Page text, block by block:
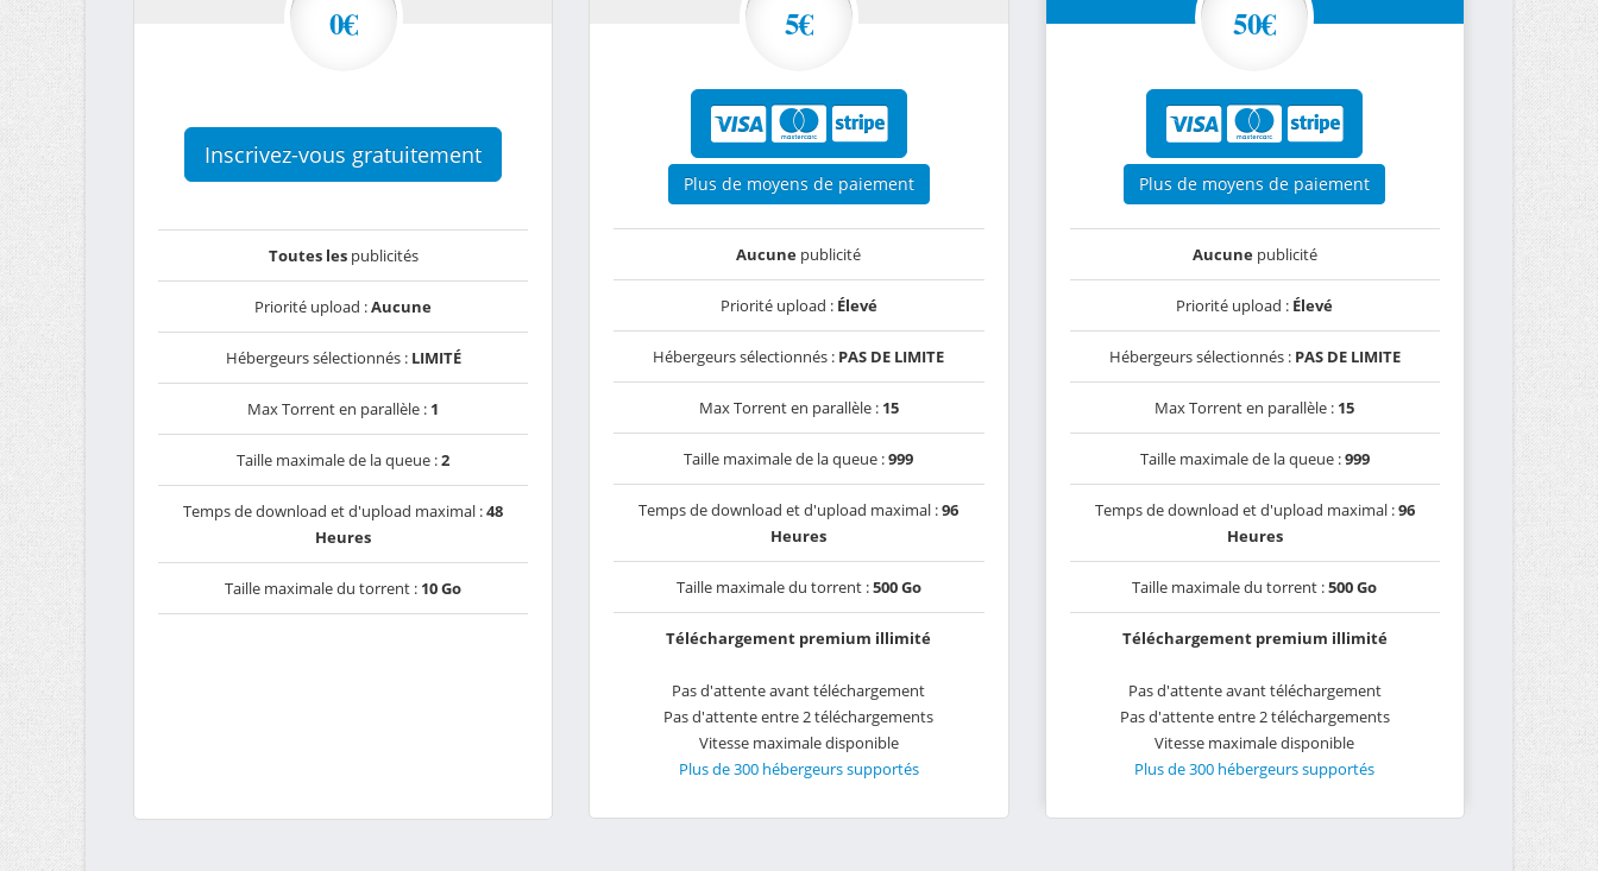
0€
Inscrivez-vous gratuitement
Toutes lespublicités
Priorité upload :Aucune
Hébergeurs sélectionnés : LIMITÉ
Max Torrent en parallèle : 1
Taille maximale de la queue :2
Temps de download et d'upload maximal :48
Heures
Taille maximale du torrent : 10 Go
5€
Plus de moyens de paiement
Aucune publicité
Priorité upload : Élevé
Hébergeurs sélectionnés : PAS DE LIMITE
Max Torrent en parallèle : 15
Taille maximale de la queue :999
Temps de download et d'upload maximal :96
Heures
Taille maximale du torrent :500 Go
Téléchargement premium illimité
Pas d'attente avant téléchargement
Pas d'attente entre 2 téléchargements
Vitesse maximale disponible
Plus de 300 hébergeurs supportés
50€
Plus de moyens de paiement
Aucunepublicité
Priorité upload : Élevé
Hébergeurs sélectionnés : PAS DE LIMITE
Max Torrent en parallèle : 15
Taille maximale de la queue :999
Temps de download et d'upload maximal :96
Heures
Taille maximale du torrent :500 Go
Téléchargement premium illimité
Pas d'attente avant téléchargement
Pas d'attente entre 2 téléchargements
Vitesse maximale disponible
Plus de 300 hébergeurs supportés